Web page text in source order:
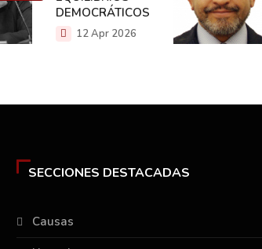
DEMOCRÁTICOS
12 Apr 2026
SECCIONES DESTACADAS
Causas